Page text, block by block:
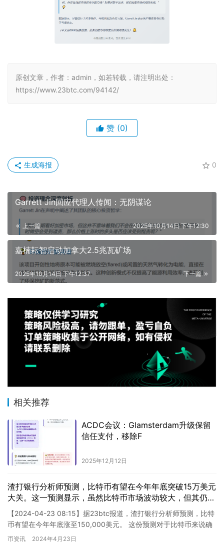
原创文章，作者：admin，如若转载，请注明出处：
https://www.23btc.com/94142/
赞 (0)
0
生成海报
Garrett Jin回应代理人传闻：无阴谋论
上一篇 2025年10月14日 下午12:30
嘉楠耘智启动加拿大2.5兆瓦矿场
下一篇
2025年10月14日 下午12:37
相关推荐
ACDC会议：Glamsterdam升级保留
信任支付，移除F
2025年12月12日
渣打银行分析师预测，比特币有望在今年年底突破15万美元
大关。这一预测显示，虽然比特币市场波动较大，但其仍具
有相当的增长潜力。渣打银行认为，比特币的普及程度不断
扩大，加上对数字资产的需求不断增长，将为比特币价格的
上涨提供动力。同时，比特币的稀缺性和其在某些地区被接
受作为合法支付方式的趋势，也将对其价格产生积极影响。
【2024-04-23 08:15】据23btc报道，渣打银行分析师预测，比特
币有望在今年年底涨至150,000美元。 这份预测对于比特币来说确
实是一个非常乐观的预测。然而，我们必…
币资讯 2024年4月23日